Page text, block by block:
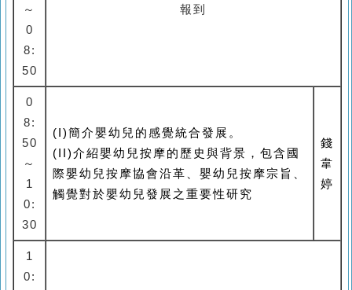
～
0
8:
50
報到
0
8:
50
～
1
0:
30
(I)簡介嬰幼兒的感覺統合發展。
(II)介紹嬰幼兒按摩的歷史與背景，包含國
際嬰幼兒按摩協會沿革、嬰幼兒按摩宗旨、
觸覺對於嬰幼兒發展之重要性研究
錢
韋
婷
1
0: